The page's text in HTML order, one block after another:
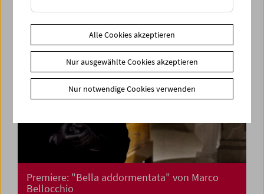
Premiere: "Bella addormentata" von Marco
Bellocchio
Alle Cookies akzeptieren
Nur ausgewählte Cookies akzeptieren
Nur notwendige Cookies verwenden